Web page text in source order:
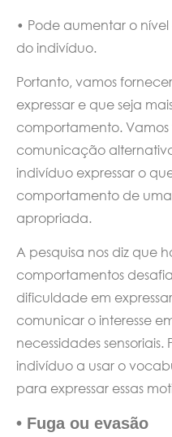
• Pode aumentar o
do indivíduo.
Portanto, vamos
expressar e que seja
comportamento.
comunicação
indivíduo expressar o
comportamento de
apropriada.
A pesquisa nos diz que
comportamentos
dificuldade em
comunicar o interesse
necessidades sensoriais.
indivíduo a usar o
para expressar essas
• Fuga ou evasão